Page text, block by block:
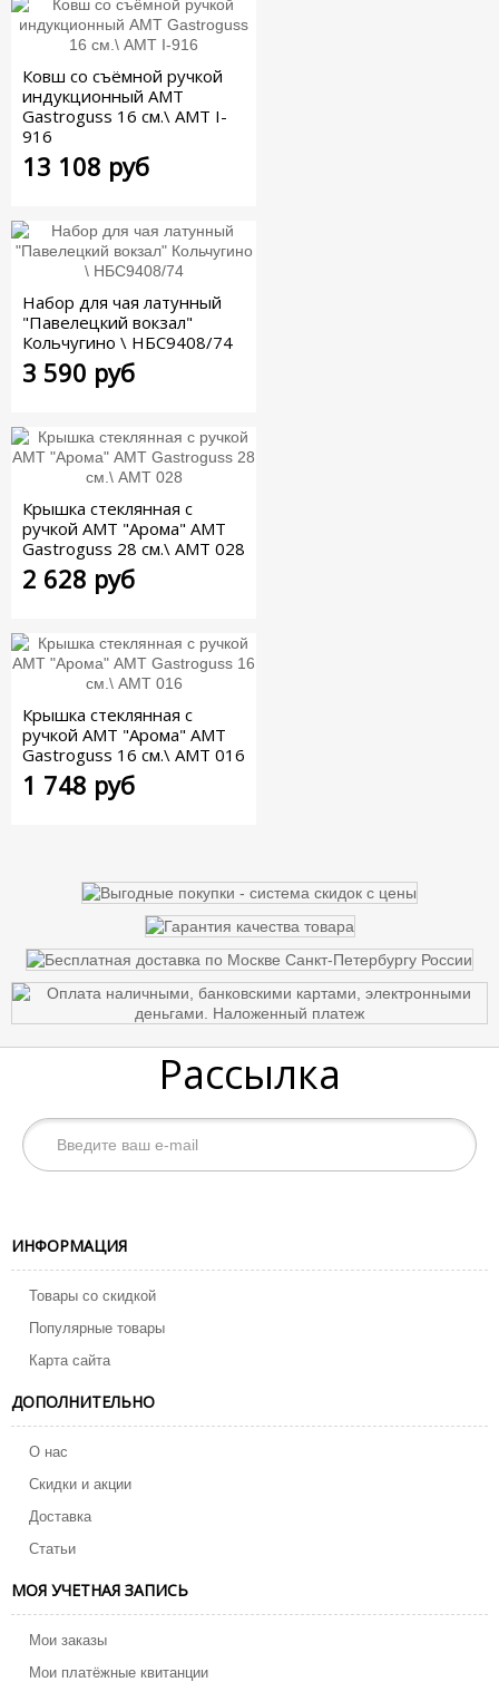
Ковш со съёмной ручкой
индукционный AMT
Gastroguss 16 см.\ AMT I-
916
13 108 руб
Набор для чая латунный
"Павелецкий вокзал"
Кольчугино \ НБС9408/74
3 590 руб
Крышка стеклянная c
ручкой АМТ "Арома" AMT
Gastroguss 28 см.\ AMT 028
2 628 руб
Крышка стеклянная c
ручкой АМТ "Арома" AMT
Gastroguss 16 см.\ AMT 016
1 748 руб
Рассылка
ИНФОРМАЦИЯ
Товары со скидкой
Популярные товары
Карта сайта
ДОПОЛНИТЕЛЬНО
О нас
Скидки и акции
Доставка
Статьи
МОЯ УЧЕТНАЯ ЗАПИСЬ
Мои заказы
Мои платёжные квитанции